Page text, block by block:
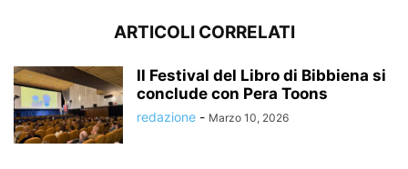
ARTICOLI CORRELATI
Il Festival del Libro di Bibbiena si
conclude con Pera Toons
redazione - Marzo 10, 2026